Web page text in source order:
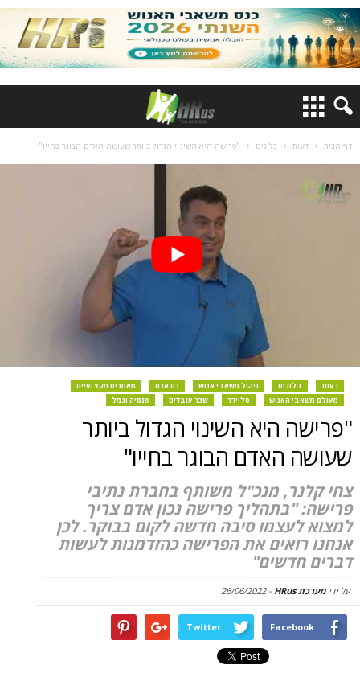
דף הבית דעות בלוגים "פרישה היא השינוי הגדול ביותר שעושה האדם הבוגר בחייו"
דעות בלוגים ניהול משאבי אנוש כח אדם
מאמרים מקצועיים
מעולם משאבי האנוש
סליידר שכר עובדים פנסיה וגמל
"פרישה היא השינוי הגדול ביותר
שעושה האדם הבוגר בחייו"
צחי קלנר, מנכ"ל משותף בחברת נתיבי
פרישה: "בתהליך פרישה נכון אדם צריך
למצוא לעצמו סיבה חדשה לקום בבוקר. לכן
אנחנו רואים את הפרישה כהזדמנות לעשות
דברים חדשים"
על ידי מערכת HRus -
26/06/2022
Facebook
Twitter